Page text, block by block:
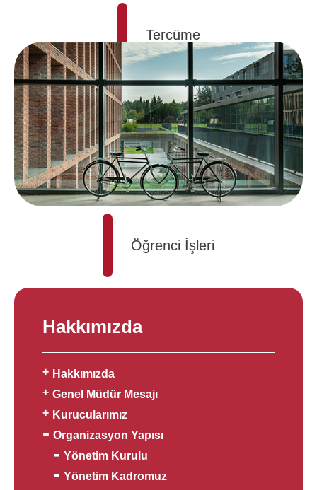
Tercüme
Öğrenci İşleri
Hakkımızda
Hakkımızda
Genel Müdür Mesajı
Kurucularımız
Organizasyon Yapısı
Yönetim Kurulu
Yönetim Kadromuz